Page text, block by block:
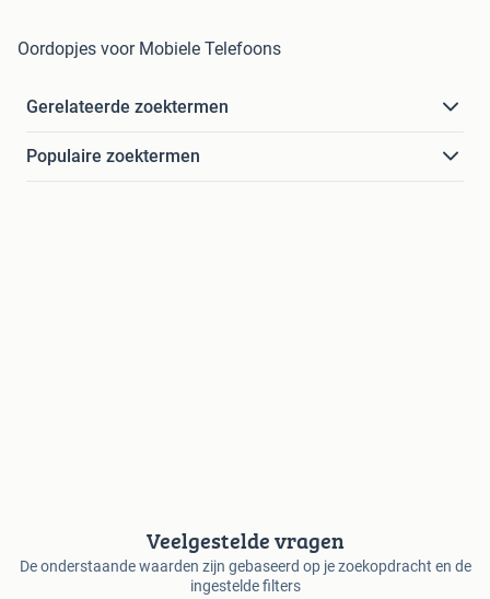
Oordopjes voor Mobiele Telefoons
Gerelateerde zoektermen
Populaire zoektermen
Veelgestelde vragen
De onderstaande waarden zijn gebaseerd op je zoekopdracht en de
ingestelde filters